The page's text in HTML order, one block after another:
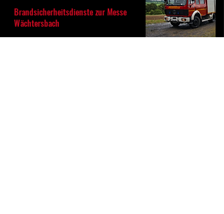
Brandsicherheitsdienste zur Messe
Wächtersbach
Wächtersbach, Main-Kinzig-Straße